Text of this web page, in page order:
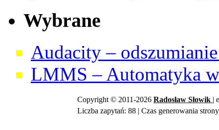
Wybrane
Audacity –
LMMS – Automatyka
Copyright © 2011-2026 Radosław Słowik |
Liczba zapytań: 88 | Czas generowania